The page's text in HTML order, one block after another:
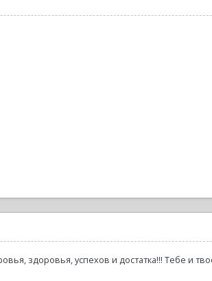
здоровья, успехов и достатка!!! Тебе и